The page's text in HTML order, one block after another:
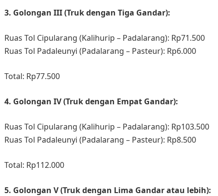
3. Golongan III (Truk dengan Tiga Gandar):
Ruas Tol Cipularang (Kalihurip – Padalarang): Rp71.500​
Ruas Tol Padaleunyi (Padalarang – Pasteur): Rp6.000​
Total: Rp77.500​
4. Golongan IV (Truk dengan Empat Gandar):
Ruas Tol Cipularang (Kalihurip – Padalarang): Rp103.500​
Ruas Tol Padaleunyi (Padalarang – Pasteur): Rp8.500​
Total: Rp112.000​
5. Golongan V (Truk dengan Lima Gandar atau lebih):